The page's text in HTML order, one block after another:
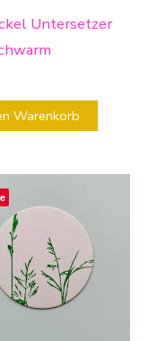
Untersetzer
Warenkorb